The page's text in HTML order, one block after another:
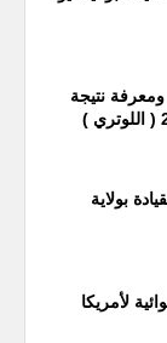
نتيجة
بولاية
لأمريكا